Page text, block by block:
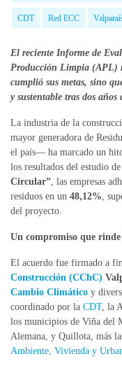
CDT Red ECC
El reciente Informe de
Producción Limpia (APL)
cumplió sus metas, sino
y sustentable tras dos
La industria de la
mayor generadora de
el país— ha marcado un
los resultados del estudio
Circular”, las empresas
residuos en un 48,12%,
del proyecto.
Un compromiso que
El acuerdo fue firmado a
Construcción (CChC)
Cambio Climático y
coordinado por la CDT, la
los municipios de Viña del
Alemana, y Quillota, más la
Ambiente, Vivienda y